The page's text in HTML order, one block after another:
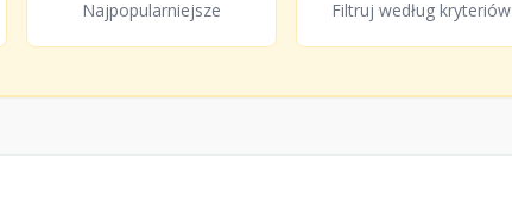
Najpopularniejsze Filtruj według kryteriów